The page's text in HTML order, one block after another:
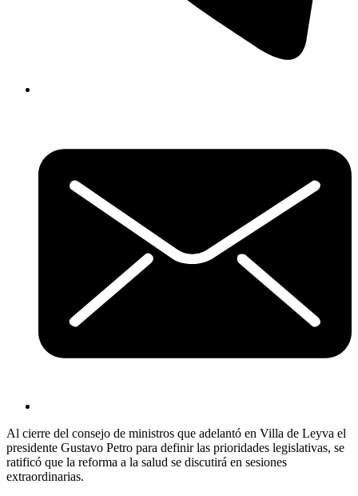
Al cierre del consejo de ministros que adelantó en Villa de Leyva el
presidente Gustavo Petro para definir las prioridades legislativas, se
ratificó que la reforma a la salud se discutirá en sesiones
extraordinarias.